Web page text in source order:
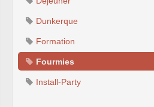
Dunkerque
Formation
Fourmies
Install-Party